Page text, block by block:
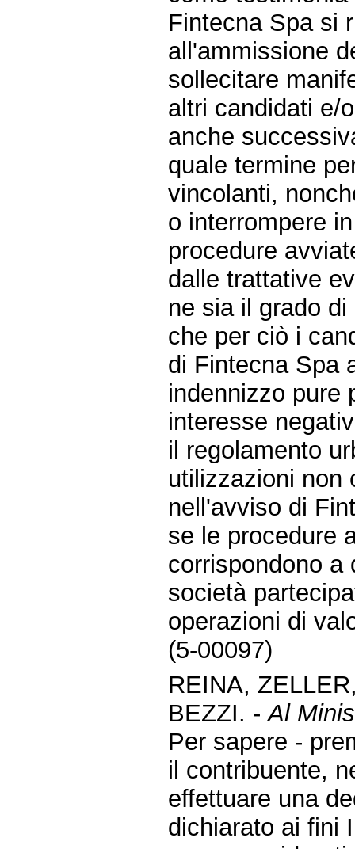
Fintecna Spa si
all'ammissione
sollecitare
altri candidati e/
anche
quale termine
vincolanti,
o interrompere
procedure
dalle trattative
ne sia il grado
che per ciò i
di Fintecna Spa
indennizzo pure
interesse
il regolamento
utilizzazioni non
nell'avviso di
se le procedure
corrispondono a
società
operazioni di
(5-00097)
REINA,
BEZZI. -Al
Per sapere -
il contribuente,
effettuare una
dichiarato ai fini